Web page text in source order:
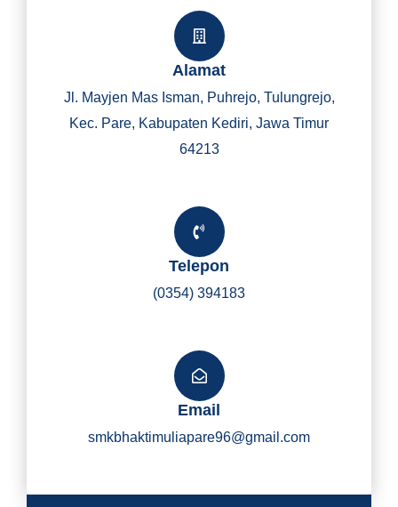
Y
I
Alamat
Jl. Mayjen Mas Isman, Puhrejo, Tulungrejo,
Kec. Pare, Kabupaten Kediri, Jawa Timur
64213
Telepon
(0354) 394183
Email
smkbhaktimuliapare96@gmail.com